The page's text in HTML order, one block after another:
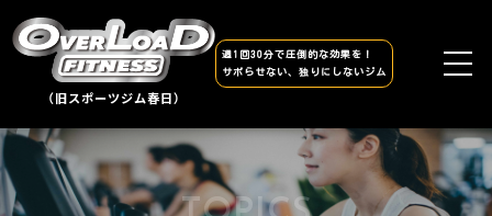
（旧スポーツジム春日）
週1回30分で圧倒的な効果を！
サボらせない、独りにしないジム